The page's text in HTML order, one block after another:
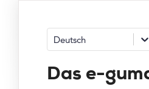
Deutsch
Das e-